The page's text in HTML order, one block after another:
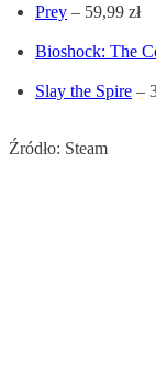
Prey – 59,99 zł
Bioshock: The
Slay the Spire –
Źródło: Steam